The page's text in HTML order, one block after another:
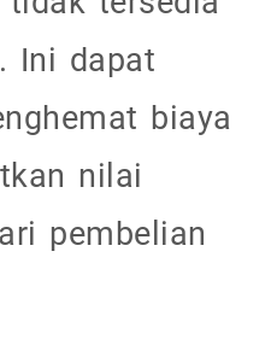
Ini dapat
biaya
nilai
pembelian